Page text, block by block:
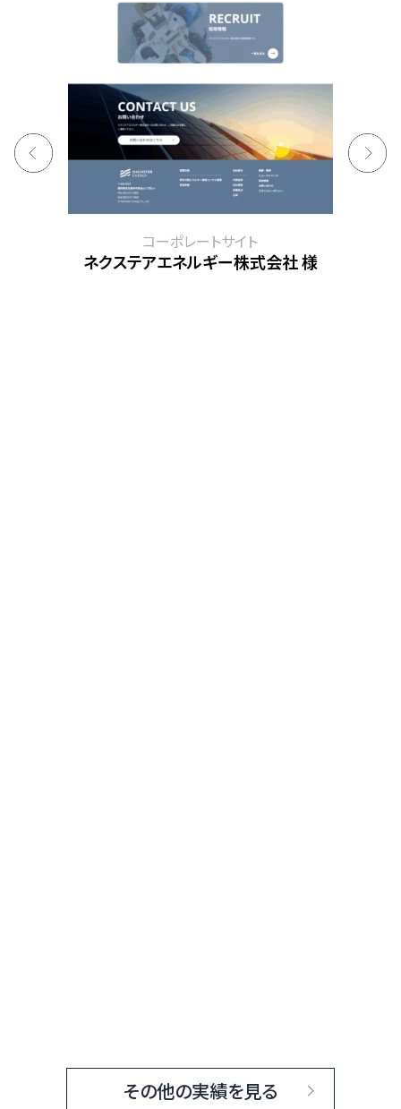
コーポレートサイト
ネクステアエネルギー株式会社 様
その他の実績を見る